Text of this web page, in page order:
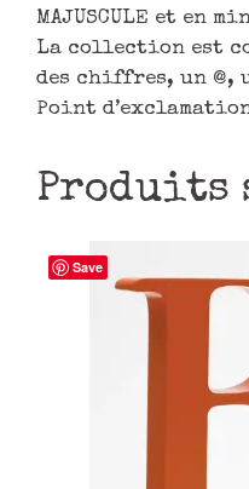
MAJUSCULE et en
La collection est
des chiffres, un @,
Point
Save